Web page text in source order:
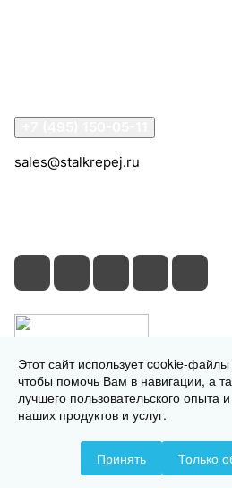
sales@stalkrepej.ru
© 2026 © 2026 © СтальКрепеж -
Конфиденциальность Оферта
Этот сайт использует cookie-файлы
чтобы помочь Вам в навигации, а
лучшего пользовательского опыта
наших продуктов и услуг.
Принять Только